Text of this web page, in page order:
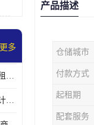
更多
玩具类短租仓库出租价格 租期灵活 智能电商配套
净化器类临时仓库出租 设计简单 电商仓储物流战略合作
产品描述
仓储城市
付款方式
起租期
配套服务